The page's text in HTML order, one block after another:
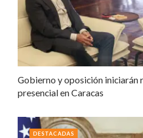
Gobierno y oposición iniciarán
presencial en Caracas
DESTACADAS